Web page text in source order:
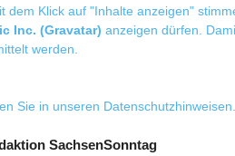
dem Klick auf "Inhalte anzeigen"
Inc. (Gravatar) anzeigen dürfen.
werden.
Sie in unseren Datenschutzhinweisen
SachsenSonntag